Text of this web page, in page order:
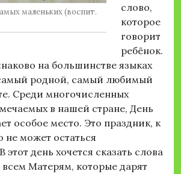
маленьких (воспит.
слово,
которое
говорит
ребёнок.
на большинстве языках
родной, самый любимый
Среди многочисленных
в нашей стране, День
особое место. Это праздник, к
не может остаться
день хочется сказать слова
всем Матерям, которые дарят